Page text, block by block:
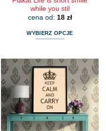
while you stil
cena od: 18 zł
WYBIERZ OPCJE
ma
wiele
wariantów.
Opcje
można
wybrać
na